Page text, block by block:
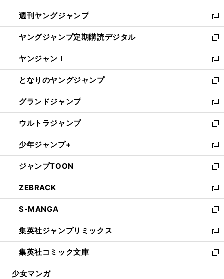
開
く
ウ
で
開
く
ン
ド
ウ
で
開
く
ウ
ィ
ン
ド
ウ
で
開
く
週刊ヤングジャンプ
新
し
い
ウ
ィ
ン
ド
ウ
で
開
く
ヤングジャンプ定期購読デジタル
新
し
い
ウ
ィ
ン
ド
ウ
で
開
く
ヤンジャン！
新
し
い
ウ
ィ
ン
ド
ウ
で
開
く
となりのヤングジャンプ
新
し
い
ウ
ィ
ン
ド
ウ
で
開
く
グランドジャンプ
新
し
い
ウ
ィ
ン
ド
ウ
で
開
く
ウルトラジャンプ
新
し
い
ウ
ィ
ン
ド
ウ
で
開
く
少年ジャンプ+
新
し
い
ウ
ィ
ン
ド
ウ
で
開
く
ジャンプTOON
新
し
い
ウ
ィ
ン
ド
ウ
で
開
ZEBRACK
新
し
い
ウ
ィ
ン
ド
ウ
S-MANGA
新
し
い
ウ
ィ
ン
集英社ジャンプリミックス
新
し
い
ウ
集英社コミック文庫
新
し
少女マンガ